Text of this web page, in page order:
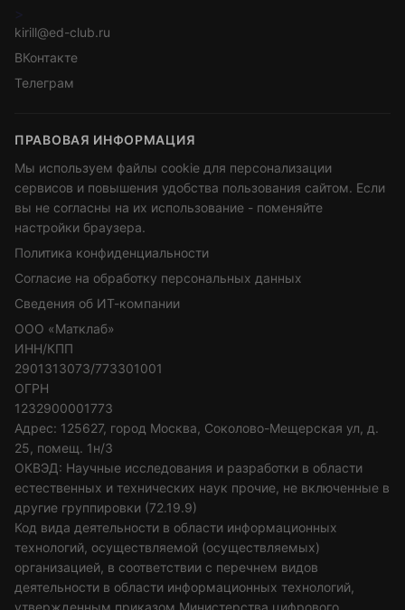
>
kirill@ed-club.ru
ВКонтакте
Телеграм
ПРАВОВАЯ ИНФОРМАЦИЯ
Мы используем файлы cookie для персонализации
сервисов и повышения удобства пользования сайтом. Если
вы не согласны на их использование - поменяйте
настройки браузера.
Политика конфиденциальности
Согласие на обработку персональных данных
Сведения об ИТ-компании
ООО «Матклаб»
ИНН/КПП
2901313073/773301001
ОГРН
1232900001773
Адрес: 125627, город Москва, Соколово-Мещерская ул, д.
25, помещ. 1н/3
ОКВЭД: Научные исследования и разработки в области
естественных и технических наук прочие, не включенные в
другие группировки (72.19.9)
Код вида деятельности в области информационных
технологий, осуществляемой (осуществляемых)
организацией, в соответствии с перечнем видов
деятельности в области информационных технологий,